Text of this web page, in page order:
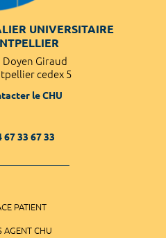
UNIVERSITAIRE
Doyen Giraud
cedex 5
le CHU
67 33 67 33
PATIENT
AGENT CHU